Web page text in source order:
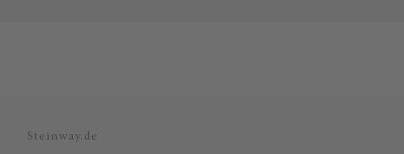
Steinway.de